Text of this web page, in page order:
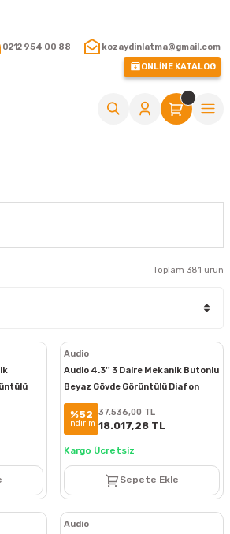
0212 954 00 88
kozaydinlatma@gmail.com
ONLİNE KATALOG
Toplam 381 ürün
Audio
Audio 4.3'' 3 Daire Mekanik Butonlu
Beyaz Gövde Görüntülü Diafon
Paket
%52
indirim
37.536,00 TL
18.017,28 TL
Kargo Ücretsiz
Sepete Ekle
Audio